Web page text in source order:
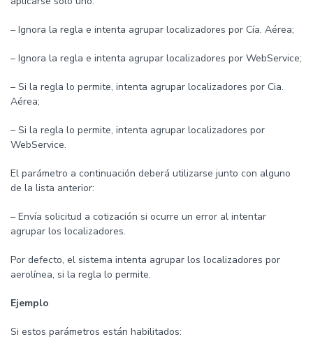
– Ignora la regla e intenta agrupar localizadores por Cía. Aérea;
– Ignora la regla e intenta agrupar localizadores por WebService;
– Si la regla lo permite, intenta agrupar localizadores por Cia.
Aérea;
– Si la regla lo permite, intenta agrupar localizadores por
WebService.
El parámetro a continuación deberá utilizarse junto con alguno
de la lista anterior:
– Envía solicitud a cotización si ocurre un error al intentar
agrupar los localizadores.
Por defecto, el sistema intenta agrupar los localizadores por
aerolínea, si la regla lo permite.
Ejemplo
Si estos parámetros están habilitados: